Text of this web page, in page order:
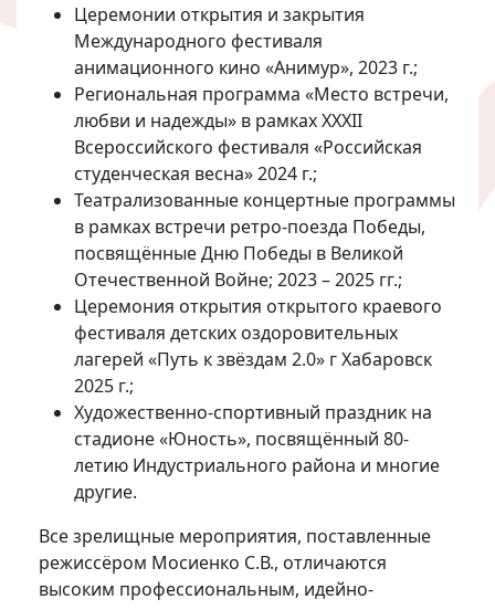
Церемонии открытия и закрытия
Международного фестиваля
анимационного кино «Анимур», 2023 г.;
Региональная программа «Место встречи,
любви и надежды» в рамках XXXII
Всероссийского фестиваля «Российская
студенческая весна» 2024 г.;
Театрализованные концертные программы
в рамках встречи ретро-поезда Победы,
посвящённые Дню Победы в Великой
Отечественной Войне; 2023 – 2025 гг.;
Церемония открытия открытого краевого
фестиваля детских оздоровительных
лагерей «Путь к звёздам 2.0» г Хабаровск
2025 г.;
Художественно-спортивный праздник на
стадионе «Юность», посвящённый 80-
летию Индустриального района и многие
другие.
Все зрелищные мероприятия, поставленные
режиссёром Мосиенко С.В., отличаются
высоким профессиональным, идейно-